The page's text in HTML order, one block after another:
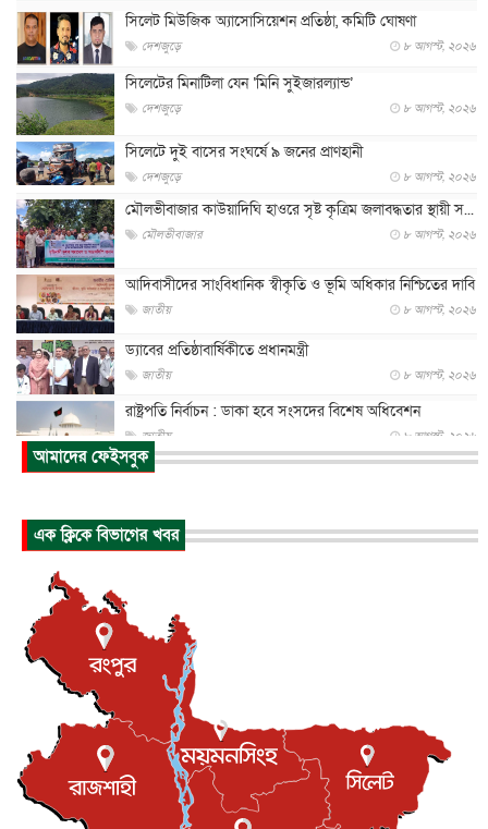
সিলেট মিউজিক অ্যাসোসিয়েশন প্রতিষ্ঠা, কমিটি ঘোষণা
দেশজুড়ে ৮ আগস্ট, ২০২৬
সিলেটের মিনাটিলা যেন ‘মিনি সুইজারল্যান্ড’
দেশজুড়ে ৮ আগস্ট, ২০২৬
সিলেটে দুই বাসের সংঘর্ষে ৯ জনের প্রাণহানী
দেশজুড়ে ৮ আগস্ট, ২০২৬
মৌলভীবাজার কাউয়াদিঘি হাওরে সৃষ্ট কৃত্রিম জলাবদ্ধতার স্থায়ী স...
মৌলভীবাজার ৮ আগস্ট, ২০২৬
আদিবাসীদের সাংবিধানিক স্বীকৃতি ও ভূমি অধিকার নিশ্চিতের দাবি
জাতীয় ৮ আগস্ট, ২০২৬
ড্যাবের প্রতিষ্ঠাবার্ষিকীতে প্রধানমন্ত্রী
জাতীয় ৮ আগস্ট, ২০২৬
রাষ্ট্রপতি নির্বাচন : ডাকা হবে সংসদের বিশেষ অধিবেশন
জাতীয় ৮ আগস্ট, ২০২৬
প্রধানমন্ত্রীর সঙ্গে সাক্ষাতে খুদে শিল্পী অনুশ্রী রায়ের স্বপ...
পাকিস্তান-তুরস্কের সঙ্গে প্রতিরক্ষা চুক্তি সৌদি আরবকে কতটা ন...
যুক্তরাজ্যে গ্রুমিং কেলেঙ্কারি : পাকিস্তানির অপরাধে অস্বস্তি...
আন্তর্জাতিক
বিরোধ কাটিয়ে কূটনৈতিক সম্পর্ক পুনঃস্থাপন করছে মেক্সিকো ও
আন্তর্জাতিক
এবার ওটিটিতে মুক্তি পেল ‘মালিক’
বিনোদন ৮ আগস্ট, ২০২৬
রিয়ালকে ‘না’ বলা রদ্রির জন্য বার্সার কাছে কত চাইল ম্যানসিটি
আমাদের ফেইসবুক
এক ক্লিকে বিভাগের খবর